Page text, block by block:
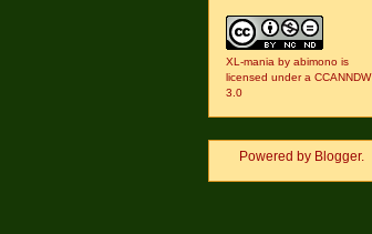
XL-mania by abimono is
licensed under a CCANNDW
3.0
Powered by Blogger.